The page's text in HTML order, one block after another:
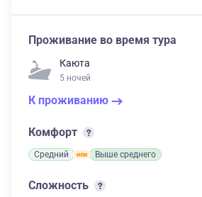
Проживание во время тура
Каюта
5 ночей
К проживанию
Комфорт
Средний Выше среднего
Сложность